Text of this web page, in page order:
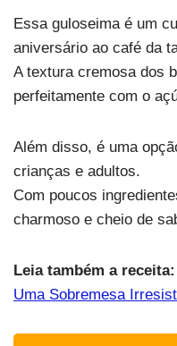
Essa guloseima é um
aniversário ao café da
A textura cremosa dos
perfeitamente com o
Além disso, é uma
crianças e adultos.
Com poucos
charmoso e cheio de
Leia também a receita:
Uma Sobremesa